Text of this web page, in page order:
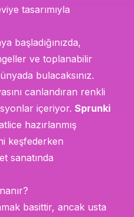
tasarımıyla
başladığınızda,
ve toplanabilir
bulacaksınız.
canlandıran renkli
içeriyor. Sprunki
hazırlanmış
keşfederken
sanatında
basittir, ancak usta